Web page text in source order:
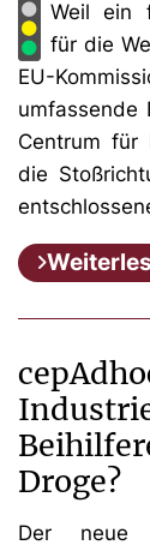
Weil ein
für die
EU-
umfassende
Centrum für
die
Droge?
Der neue